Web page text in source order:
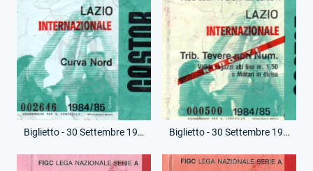
Biglietto - 30 Settembre 1984 - Campionato Serie A - Lazio-Inter Biglietto - 30 Settembre 1984 - Campionato Serie A - Lazio-Inter